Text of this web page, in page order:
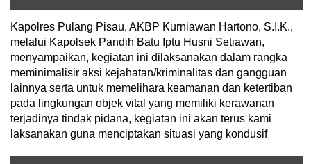
Kapolres Pulang Pisau, AKBP Kurniawan Hartono, S.I.K.,
melalui Kapolsek Pandih Batu Iptu Husni Setiawan,
menyampaikan, kegiatan ini dilaksanakan dalam rangka
meminimalisir aksi kejahatan/kriminalitas dan gangguan
lainnya serta untuk memelihara keamanan dan ketertiban
pada lingkungan objek vital yang memiliki kerawanan
terjadinya tindak pidana, kegiatan ini akan terus kami
laksanakan guna menciptakan situasi yang kondusif